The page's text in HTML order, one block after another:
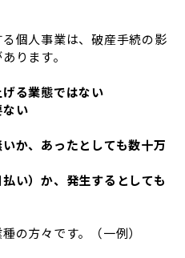
個人事業は、破産手続の影
ります。
る業態ではない
い
か、あったとしても数十万
い）か、発生するとしても
の方々です。（一例）